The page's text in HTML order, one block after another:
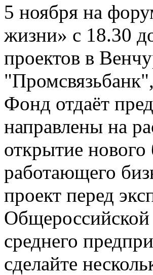
5 ноября на
жизни» с 18.30
проектов в
Фонд отдаёт
направлены на
открытие
работающего
проект перед
среднего
сделайте